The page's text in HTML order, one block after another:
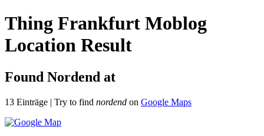
Thing Frankfurt Moblog
Location Result
Found Nordend at
13 Einträge | Try to find nordend on Google Maps